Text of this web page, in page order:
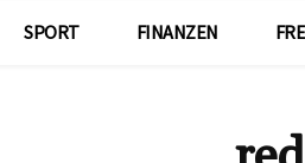
SPORT FINANZEN